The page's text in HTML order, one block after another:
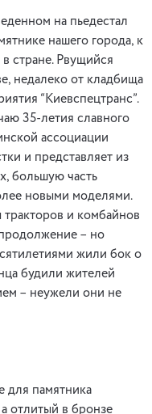
на пьедестал
нашего города, к
стране. Рвущийся
недалеко от кладбища
“Киевспецтранс”.
35-летия славного
ассоциации
и представляет из
большую часть
новыми моделями.
тракторов и комбайнов
– но
жили бок о
будили жителей
– неужели они не
для памятника
отлитый в бронзе